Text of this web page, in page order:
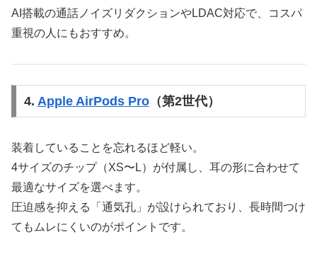
AI搭載の通話ノイズリダクションやLDAC対応で、コスパ
重視の人にもおすすめ。
4. Apple AirPods Pro（第2世代）
装着していることを忘れるほど軽い。
4サイズのチップ（XS〜L）が付属し、耳の形に合わせて
最適なサイズを選べます。
圧迫感を抑える「通気孔」が設けられており、長時間つけ
てもムレにくいのがポイントです。